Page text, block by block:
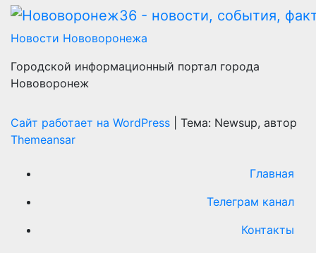
Новости Нововоронежа
Городской информационный портал города
Нововоронеж
Сайт работает на WordPress
Тема: Newsup, автор
Themeansar
Главная
Телеграм канал
Контакты